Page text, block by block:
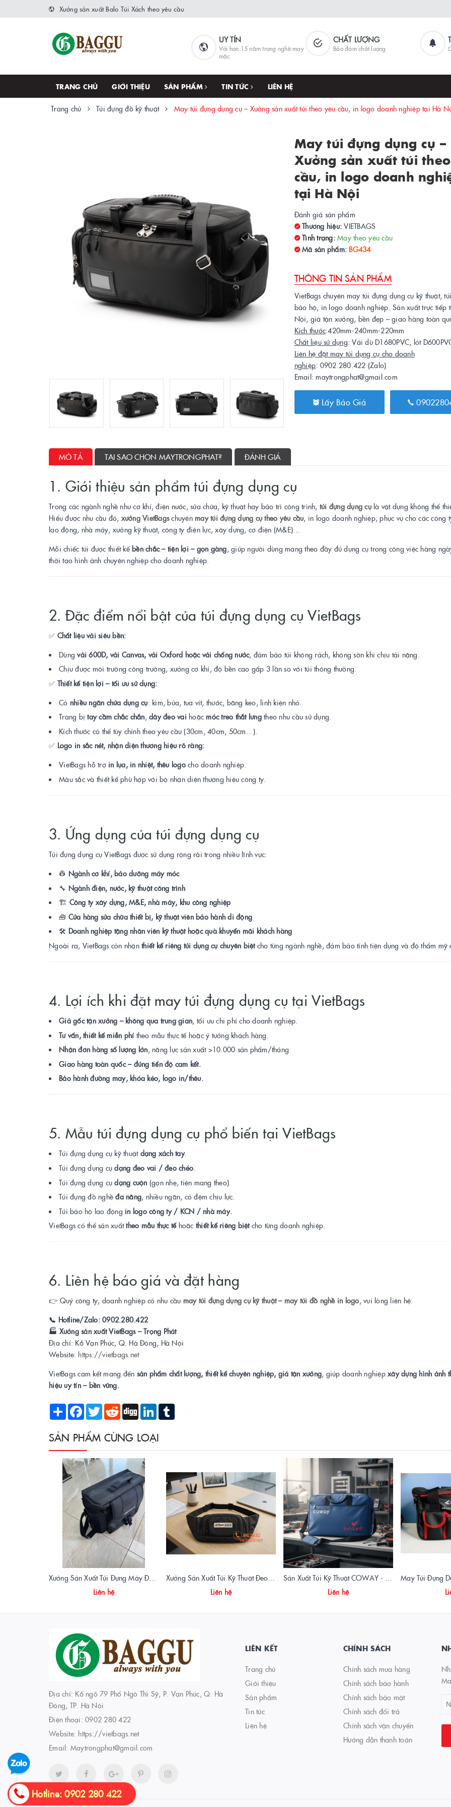
Xưởng sản xuất Balo Túi Xách theo yêu cầu
UY TÍN
Với hơn 15 năm trong nghề may
mặc
CHẤT LƯỢNG
Bảo đảm chất lượng
TRANG CHỦ GIỚI THIỆU SẢN PHẨM TIN TỨC LIÊN HỆ
Trang chủ Túi đựng đồ kỹ thuật May túi đựng dụng cụ – Xưởng sản xuất túi theo yêu cầu, in logo doanh nghiệp tại Hà
May túi đựng dụng cụ –
Xưởng sản xuất túi
cầu, in logo doanh
tại Hà Nội
Đánh giá sản phẩm
Thương hiệu: VIETBAGS
Tình trạng: May theo yêu cầu
Mã sản phẩm:BG434
THÔNG TIN SẢN PHẨM
VietBags chuyên may túi đựng dụng cụ kỹ thuật,
bảo hộ, in logo doanh nghiệp. Sản xuất trực tiếp
Nội, giá tận xưởng, bền đẹp – giao hàng toàn
Kích thước:420mm-240mm-220mm
Chất liệu sử dụng: Vải dù D1680PVC, lót
Liên hệ đặt may túi dụng cụ cho doanh
nghiệp: 0902.280.422 (Zalo)
Email: maytrongphat@gmail.com
Lấy Báo Giá
MÔ TẢ TẠI SAO CHỌN MAYTRONGPHAT? ĐÁNH GIÁ
1. Giới thiệu sản phẩm túi đựng dụng cụ
Trong các ngành nghề như cơ khí, điện nước, sửa chữa, kỹ thuật hay bảo trì công trình, túi đựng dụng cụlà vật dụng không thể
Hiểu được nhu cầu đó, xưởng VietBagschuyên may túi đựng dụng cụ theo yêu cầu, in logo doanh nghiệp, phục vụ cho các công
lao động, nhà máy, xưởng kỹ thuật, công ty điện lực, xây dựng, cơ điện (M&E)…
Mỗi chiếc túi được thiết kế bền chắc – tiện lợi – gọn gàng, giúp người dùng mang theo đầy đủ dụng cụ trong công việc hàng
thời tạo hình ảnh chuyên nghiệp cho doanh nghiệp.
2. Đặc điểm nổi bật của túi đựng dụng cụ VietBags
✅ Chất liệu vải siêu bền:
Dùngvải 600D, vải Canvas, vải Oxford hoặc vải chống nước, đảm bảo túi không rách, không sờn khi chịu tải nặng.
Chịu được môi trường công trường, xưởng cơ khí, độ bền cao gấp 3 lần so với túi thông thường.
✅ Thiết kế tiện lợi – tối ưu sử dụng:
Có nhiều ngăn chứa dụng cụ: kìm, búa, tua vít, thước, băng keo, linh kiện nhỏ.
Trang bịtay cầm chắc chắn, dây đeo vai hoặcmóc treo thắt lưngtheo nhu cầu sử dụng.
Kích thước có thể tùy chỉnh theo yêu cầu (30cm, 40cm, 50cm…).
✅ Logo in sắc nét, nhận diện thương hiệu rõ ràng:
VietBags hỗ trợ in lụa, in nhiệt, thêu logocho doanh nghiệp.
Màu sắc và thiết kế phù hợp với bộ nhận diện thương hiệu công ty.
3. Ứng dụng của túi đựng dụng cụ
Túi đựng dụng cụ VietBags được sử dụng rộng rãi trong nhiều lĩnh vực:
👷 Ngành cơ khí, bảo dưỡng máy móc
🔧 Ngành điện, nước, kỹ thuật công trình
🏗️ Công ty xây dựng, M&E, nhà máy, khu công nghiệp
🧰 Cửa hàng sửa chữa thiết bị, kỹ thuật viên bảo hành di động
🛠️ Doanh nghiệp tặng nhân viên kỹ thuật hoặc quà khuyến mãi khách hàng
Ngoài ra, VietBags còn nhận thiết kế riêng túi dụng cụ chuyên biệtcho từng ngành nghề, đảm bảo tính tiện dụng và độ thẩm mỹ
4. Lợi ích khi đặt may túi đựng dụng cụ tại VietBags
Giá gốc tận xưởng – không qua trung gian, tối ưu chi phí cho doanh nghiệp.
Tư vấn, thiết kế miễn phítheo mẫu thực tế hoặc ý tưởng khách hàng.
Nhận đơn hàng số lượng lớn, năng lực sản xuất >10.000 sản phẩm/tháng.
Giao hàng toàn quốc – đúng tiến độ cam kết.
Bảo hành đường may, khóa kéo, logo in/thêu.
5. Mẫu túi đựng dụng cụ phổ biến tại VietBags
Túi đựng dụng cụ kỹ thuật dạng xách tay.
Túi đựng dụng cụdạng đeo vai / đeo chéo.
Túi đựng dụng cụdạng cuộn (gọn nhẹ, tiện mang theo).
Túi đựng đồ nghềđa năng, nhiều ngăn, có đệm chịu lực.
Túi bảo hộ lao động in logo công ty / KCN / nhà máy.
VietBags có thể sản xuấttheo mẫu thực tếhoặc thiết kế riêng biệtcho từng doanh nghiệp.
6. Liên hệ báo giá và đặt hàng
👉 Quý công ty, doanh nghiệp có nhu cầu may túi đựng dụng cụ kỹ thuật – may túi đồ nghề in logo, vui lòng liên hệ:
📞 Hotline/Zalo: 0902.280.422
🏭 Xưởng sản xuất VietBags – Trọng Phát
Địa chỉ: K6 Vạn Phúc, Q. Hà Đông, Hà Nội
Website: https://vietbags.net
VietBags cam kết mang đến sản phẩm chất lượng, thiết kế chuyên nghiệp, giá tận xưởng, giúp doanh nghiệpxây dựng hình ảnh
hiệu uy tín – bền vững.
Share Facebook
Twitter Reddit Digg LinkedIn
SẢN PHẨM CÙNG LOẠI
Xưởng Sản Xuất Túi Đựng Máy Đo OTDR Chất Lượng – Chống Va Đập, Giá Tận Xưởng
Liên hệ
Xưởng Sản Xuất Túi Kỹ Thuật Đeo Hông DSS Chuyên Nghiệp | Vietbags
Liên hệ
Sản Xuất Túi Kỹ Thuật COWAY - Túi Đồ Nghề Chuyên Nghiệp
Liên hệ
May Túi Đựng
Địa chỉ: K6 ngõ 79 Phố Ngô Thì Sỹ, P. Vạn Phúc, Q. Hà
Đông, TP. Hà Nội
Điện thoại: 0902 280 422
Website: https://vietbags.net
Email: Maytrongphat@gmail.com
LIÊN KẾT
Trang chủ
Giới thiệu
Sản phẩm
Tin tức
Liên hệ
CHÍNH SÁCH
Chính sách mua hàng
Chính sách bảo hành
Chính sách bảo mật
Chính sách đổi trả
Chính sách vận chuyển
Hướng dẫn thanh toán
Hotline: 0902 280 422